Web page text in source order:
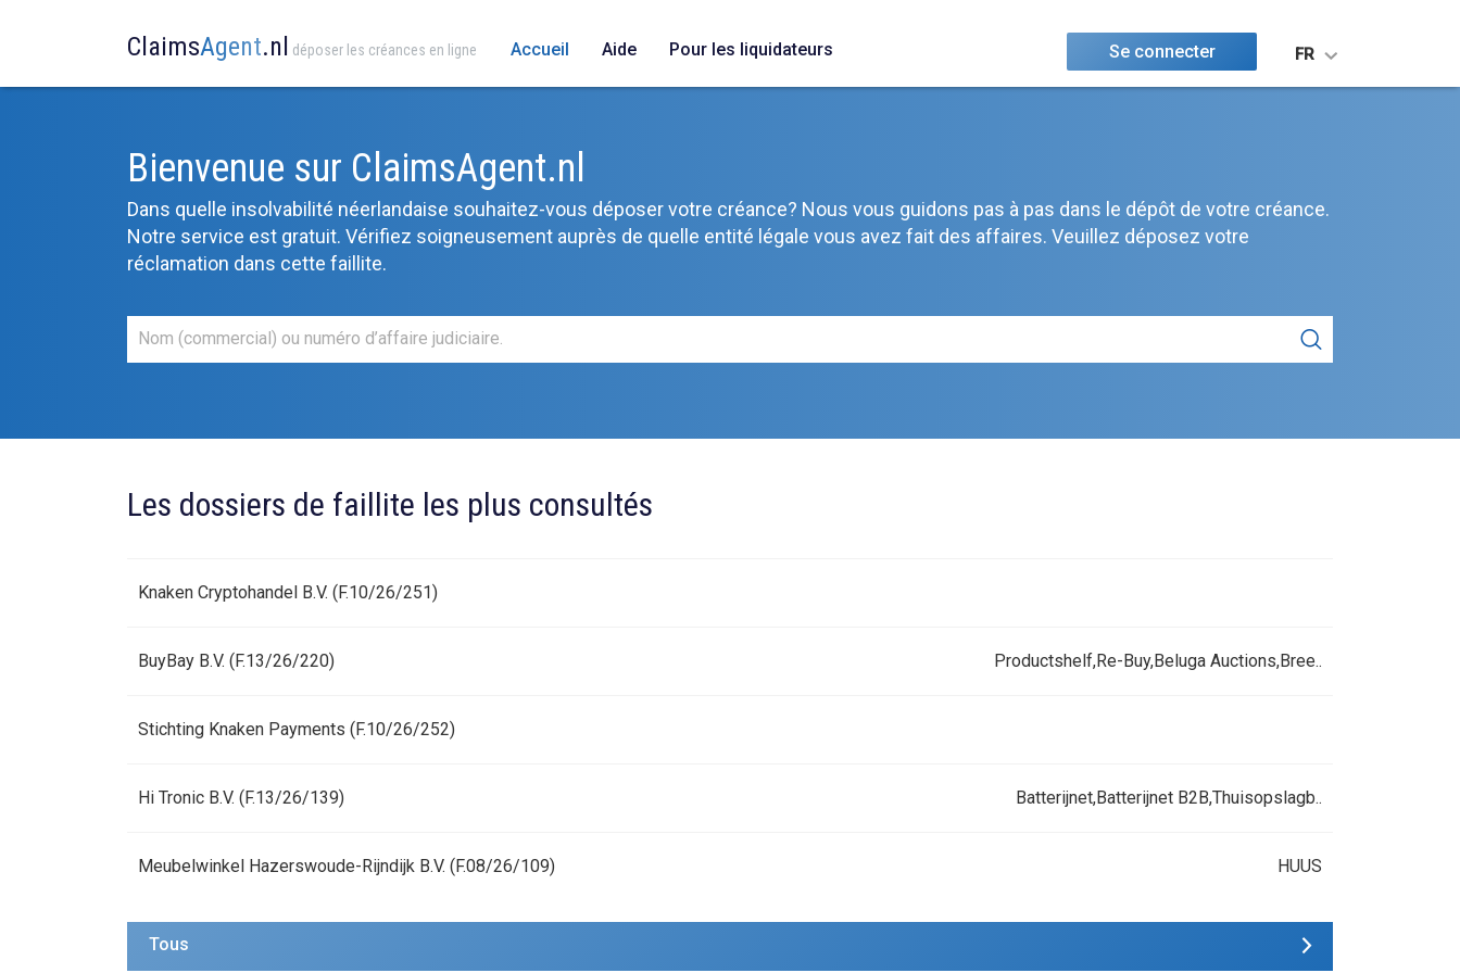
ClaimsAgent.nl déposer les créances en ligne Accueil Aide Pour les liquidateurs Se connecter FR
Bienvenue sur ClaimsAgent.nl
Dans quelle insolvabilité néerlandaise souhaitez-vous déposer votre créance? Nous vous guidons pas à pas dans le dépôt de votre créance.
Notre service est gratuit. Vérifiez soigneusement auprès de quelle entité légale vous avez fait des affaires. Veuillez déposez votre
réclamation dans cette faillite.
Les dossiers de faillite les plus consultés
Knaken Cryptohandel B.V. (F.10/26/251)
BuyBay B.V. (F.13/26/220) Productshelf,Re-Buy,Beluga Auctions,Bree..
Stichting Knaken Payments (F.10/26/252)
Hi Tronic B.V. (F.13/26/139) Batterijnet,Batterijnet B2B,Thuisopslagb..
Meubelwinkel Hazerswoude-Rijndijk B.V. (F.08/26/109) HUUS
Tous